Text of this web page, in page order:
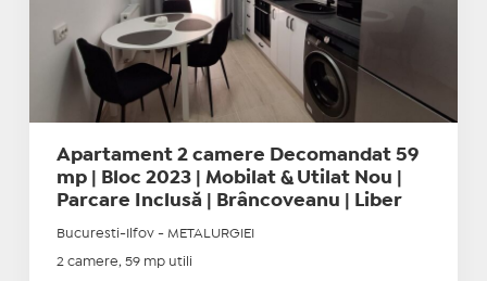
Apartament 2 camere Decomandat 59
mp | Bloc 2023 | Mobilat & Utilat Nou |
Parcare Inclusă | Brâncoveanu | Liber
Bucuresti-Ilfov - METALURGIEI
2 camere, 59 mp utili